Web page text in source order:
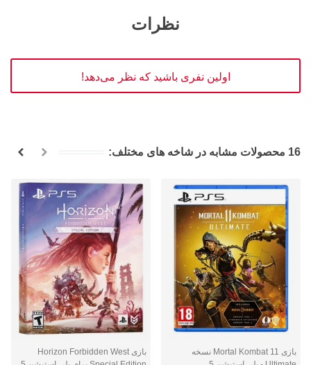
نظرات
اولین نفری باشید که نظر می‌دهد!
16 محصولات مشابه در شاخه های مختلف:
بازی Mortal Kombat 11 نسخه
بازی Horizon Forbidden West